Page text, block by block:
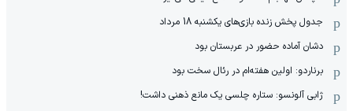
جدول پخش زنده بازی‌های یکشنبه 18 مرداد
دشان آماده حضور در عربستان بود
برناردو: اولین هفته‌ام در رئال سخت بود
ژابی آلونسو: ستاره چلسی یک مانع ذهنی داشت!